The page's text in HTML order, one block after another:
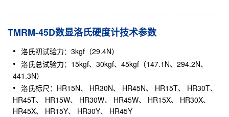
TMRM-45D数显洛氏硬度计技术参数
洛氏初试验力：3kgf（29.4N）
洛氏总试验力：15kgf、30kgf、45kgf（147.1N、294.2N、
441.3N）
洛氏标尺：HR15N、 HR30N、 HR45N、 HR15T、 HR30T、
HR45T、 HR15W、 HR30W、 HR45W、 HR15X、 HR30X、
HR45X、 HR15Y、 HR30Y、 HR45Y